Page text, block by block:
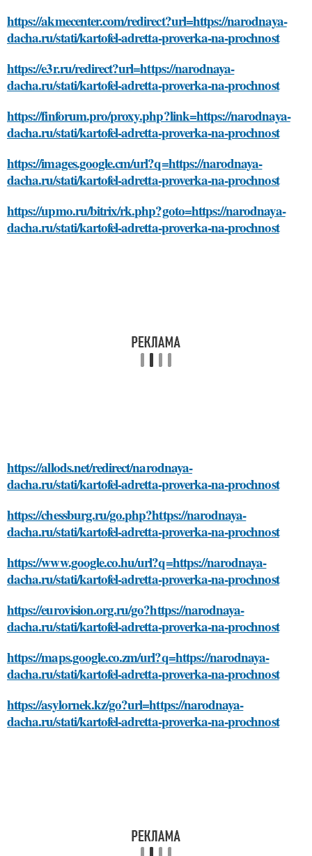
https://akmecenter.com/redirect?url=https://narodnaya-
dacha.ru/stati/kartofel-adretta-proverka-na-prochnost
https://e3r.ru/redirect?url=https://narodnaya-
dacha.ru/stati/kartofel-adretta-proverka-na-prochnost
https://finforum.pro/proxy.php?link=https://narodnaya-
dacha.ru/stati/kartofel-adretta-proverka-na-prochnost
https://images.google.cm/url?q=https://narodnaya-
dacha.ru/stati/kartofel-adretta-proverka-na-prochnost
https://upmo.ru/bitrix/rk.php?goto=https://narodnaya-
dacha.ru/stati/kartofel-adretta-proverka-na-prochnost
https://allods.net/redirect/narodnaya-
dacha.ru/stati/kartofel-adretta-proverka-na-prochnost
https://chessburg.ru/go.php?https://narodnaya-
dacha.ru/stati/kartofel-adretta-proverka-na-prochnost
https://www.google.co.hu/url?q=https://narodnaya-
dacha.ru/stati/kartofel-adretta-proverka-na-prochnost
https://eurovision.org.ru/go?https://narodnaya-
dacha.ru/stati/kartofel-adretta-proverka-na-prochnost
https://maps.google.co.zm/url?q=https://narodnaya-
dacha.ru/stati/kartofel-adretta-proverka-na-prochnost
https://asylornek.kz/go?url=https://narodnaya-
dacha.ru/stati/kartofel-adretta-proverka-na-prochnost